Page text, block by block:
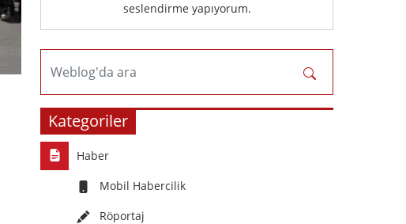
seslendirme yapıyorum.
Weblog'da ara
Kategoriler
Haber
Mobil Habercilik
Röportaj